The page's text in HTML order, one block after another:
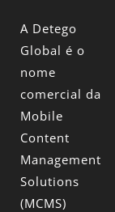
A Detego
Global é o
nome
comercial da
Mobile
Content
Management
Solutions
(MCMS)